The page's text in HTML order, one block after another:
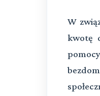
W
kwotę